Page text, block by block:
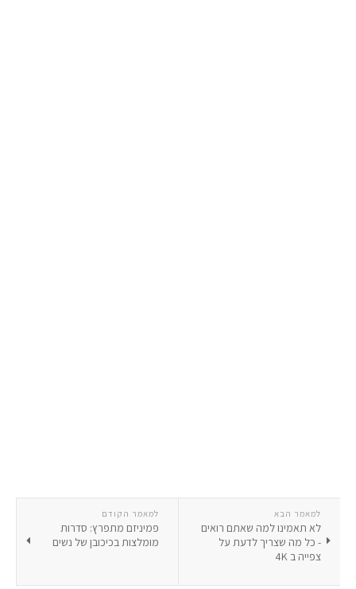
למאמר הקודם
פמיניזם מתפרץ: סדרות
מומלצות בכיכובן של נשים
למאמר הבא
לא תאמינו למה שאתם רואים
- כל מה שצריך לדעת על
צפייה ב 4K